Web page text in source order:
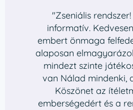
"Zseniális
informatív.
embert önmaga
alaposan
mindezt szinte
van Nálad mindenki,
Köszönet az
emberségedért és a